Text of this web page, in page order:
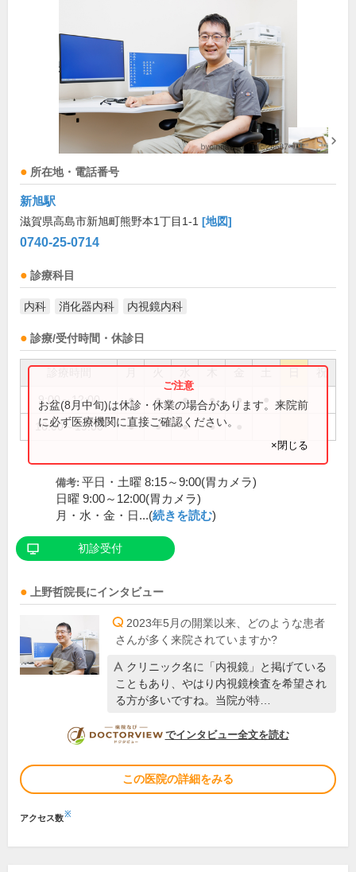
所在地・電話番号
新旭駅
滋賀県高島市新旭町熊野本1丁目1-1 [地図]
0740-25-0714
診療科目
内科 消化器内科 内視鏡内科
診療/受付時間・休診日
祝
9:00～12:00 ● ● ● ● ●
16:00～19:00 ● ● ● ●
お盆(8月中旬)は休診・休業の場合があります。来院前
に必ず医療機関に直接ご確認ください。
×閉じる
備考: 平日・土曜 8:15～9:00(胃カメラ)
日曜 9:00～12:00(胃カメラ)
月・水・金・日...(続きを読む)
初診受付
上野哲院長にインタビュー
2023年5月の開業以来、どのような患者
さんが多く来院されていますか?
クリニック名に「内視鏡」と掲げている
こともあり、やはり内視鏡検査を希望され
る方が多いですね。当院が特…
DOCTORVIEW
でインタビュー全文を読む
この医院の詳細をみる
アクセス数※